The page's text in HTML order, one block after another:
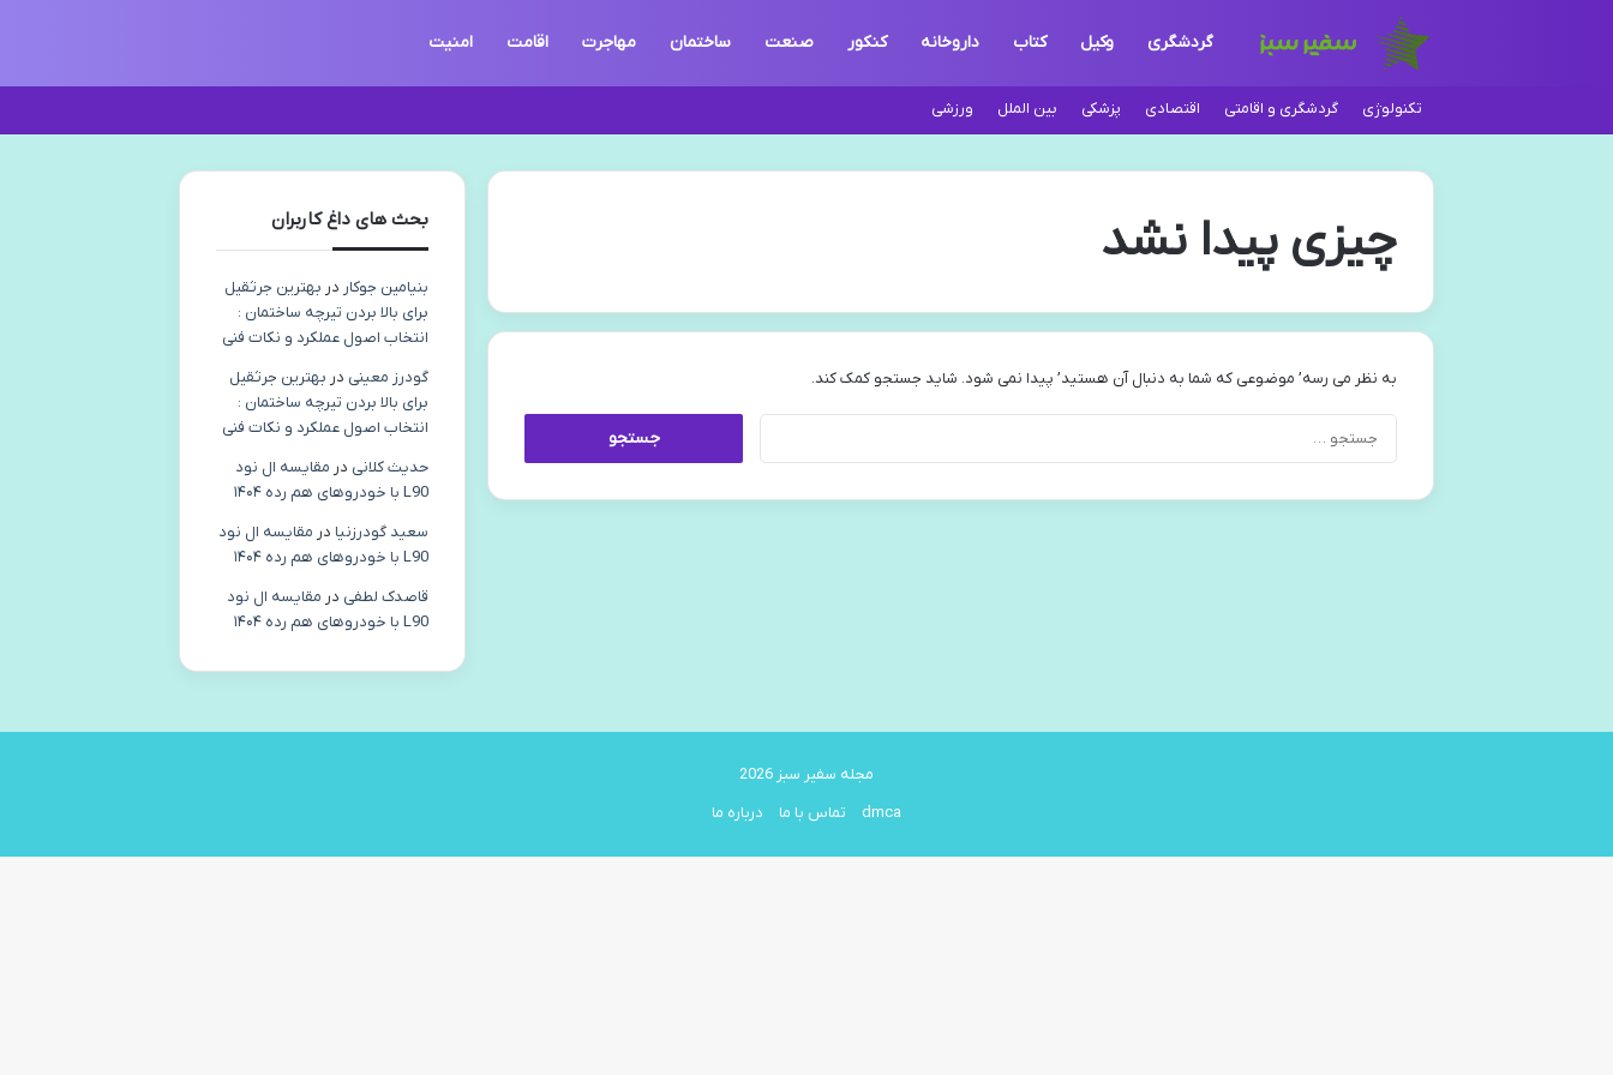
گردشگری وکیل کتاب داروخانه کنکور صنعت ساختمان مهاجرت اقامت امنیت
تکنولوژی گردشگری و اقامتی اقتصادی پزشکی بین الملل ورزشی
چیزی پیدا نشد
به نظر می رسه’ موضوعی که شما به دنبال آن هستید’ پیدا نمی شود. شاید جستجو کمک کند.
بحث های داغ کاربران
بنیامین جوکار در بهترین جرثقیل
برای بالا بردن تیرچه ساختمان :
انتخاب اصول عملکرد و نکات فنی
گودرز معینی در بهترین جرثقیل
برای بالا بردن تیرچه ساختمان :
انتخاب اصول عملکرد و نکات فنی
حدیث کلانی در مقایسه ال نود
L90 با خودروهای هم رده ۱۴۰۴
سعید گودرزنیا در مقایسه ال نود
L90 با خودروهای هم رده ۱۴۰۴
قاصدک لطفی در مقایسه ال نود
L90 با خودروهای هم رده ۱۴۰۴
مجله سفیر سبز 2026
dmca
تماس با ما درباره ما